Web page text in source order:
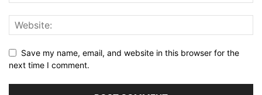
Save my name, email, and website in this browser for the
next time I comment.